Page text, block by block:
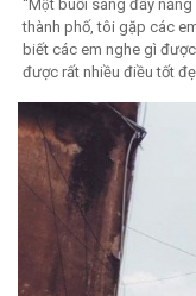
“Một buổi sáng đầy
thành phố, tôi gặp các
biết các em nghe gì
được rất nhiều điều tốt